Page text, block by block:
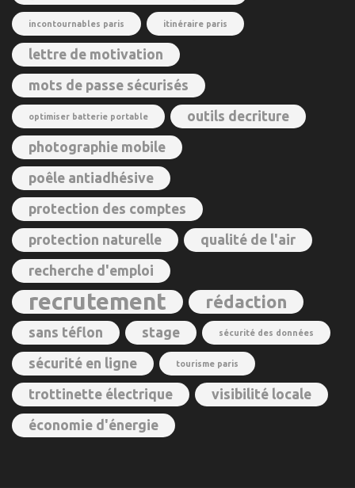
incontournables paris itinéraire paris
lettre de motivation
mots de passe sécurisés
optimiser batterie portable outils decriture
photographie mobile
poêle antiadhésive
protection des comptes
protection naturelle qualité de l'air
recherche d'emploi
recrutement rédaction
sans téflon stage sécurité des données
sécurité en ligne tourisme paris
trottinette électrique visibilité locale
économie d'énergie